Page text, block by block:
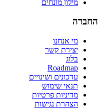
מילון מונחים
החברה
מי אנחנו
יצירת קשר
בלוג
Roadmap
עדכונים ושינויים
תנאי שימוש
מדיניות פרטיות
הצהרת נגישות